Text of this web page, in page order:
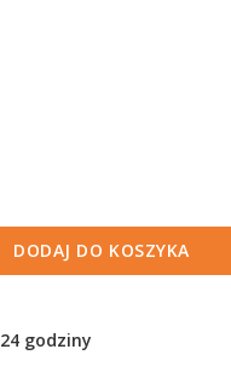
DODAJ DO KOSZYKA
24 godziny